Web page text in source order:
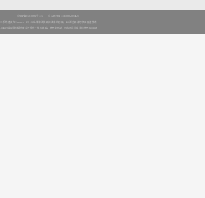
京ICP备05010661号-15 京公网安备11010802024621
本系统建议在Chrome、IE9+ 以上版本浏览器阅读本站内容，360浏览器请切换至极速模式
Cookies帮助我们提供服务并提供个性化体验。使用本网站，即表示您同意我们使用Cookies